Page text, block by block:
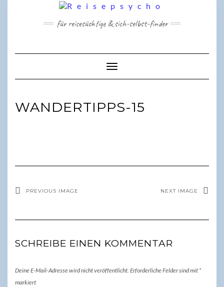
für reisesüchtige & sich-selbst-finder
Toggle Navigation
WANDERTIPPS-15
PREVIOUS IMAGE NEXT IMAGE
SCHREIBE EINEN KOMMENTAR
Deine E-Mail-Adresse wird nicht veröffentlicht. Erforderliche Felder sind mit *
markiert